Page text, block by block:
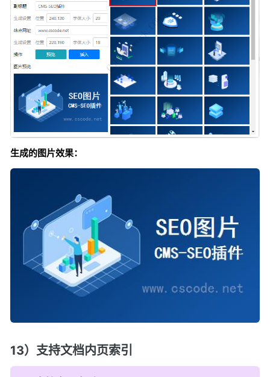
生成的图片效果：
13）支持文档内页索引